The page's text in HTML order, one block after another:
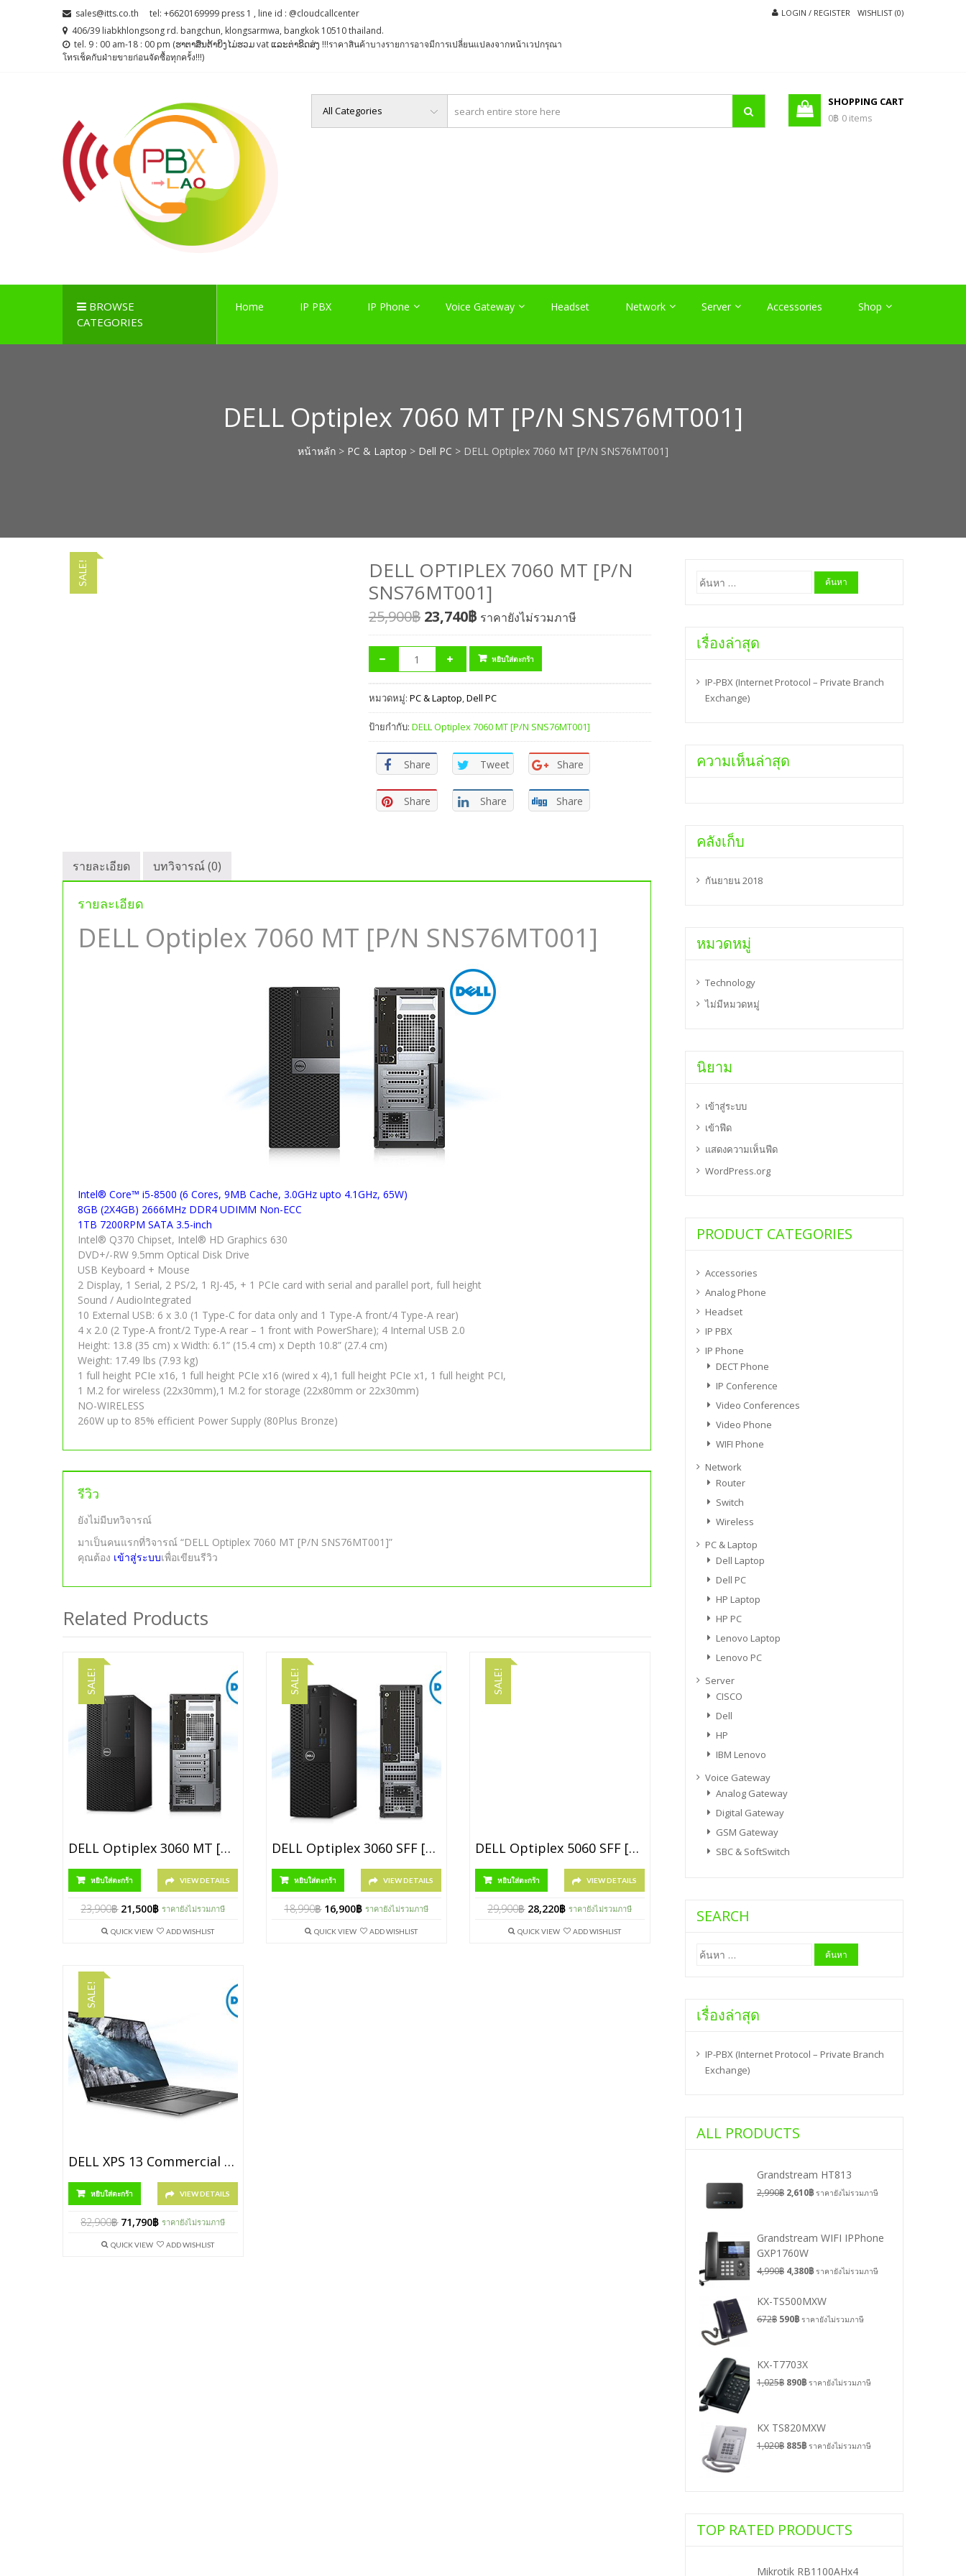
sales@itts.co.th
tel: +6620169999 press 1 , line id : @cloudcallcenter
406/39 liabkhlongsong rd. bangchun, klongsarmwa, bangkok 10510 thailand.
tel. 9 : 00 am-18 : 00 pm (ຮາຕາສຶນຕ້າຍິງໄມ່ຮວມ vat ແລະຕ່າຂິດສ່ງ !!!ราคาสินค้าบางรายการอาจมีการเปลี่ยนแปลงจากหน้าเวปกรุณา
โทรเช็คกับฝ่ายขายก่อนจัดซื้อทุกครั้ง!!!)
LOGIN / REGISTER WISHLIST (0)
SHOPPING CART
0฿ 0 items
BROWSE
CATEGORIES
Home IP PBX IP Phone Voice Gateway Headset Network Server Accessories Shop
DELL Optiplex 7060 MT [P/N SNS76MT001]
หน้าหลัก > PC & Laptop > Dell PC > DELL Optiplex 7060 MT [P/N SNS76MT001]
SALE!
DELL OPTIPLEX 7060 MT [P/N
SNS76MT001]
25,900฿ 23,740฿ ราคายังไม่รวมภาษี
หยิบใส่ตะกร้า
หมวดหมู่: PC & Laptop,Dell PC
ป้ายกำกับ: DELL Optiplex 7060 MT [P/N SNS76MT001]
Share Tweet Share
Share Share Share
รายละเอียด บทวิจารณ์ (0)
รายละเอียด
DELL Optiplex 7060 MT [P/N SNS76MT001]
Intel® Core™ i5-8500 (6 Cores, 9MB Cache, 3.0GHz upto 4.1GHz, 65W)
8GB (2X4GB) 2666MHz DDR4 UDIMM Non-ECC
1TB 7200RPM SATA 3.5-inch
Intel® Q370 Chipset, Intel® HD Graphics 630
DVD+/-RW 9.5mm Optical Disk Drive
USB Keyboard + Mouse
2 Display, 1 Serial, 2 PS/2, 1 RJ-45, + 1 PCIe card with serial and parallel port, full height
Sound / AudioIntegrated
10 External USB: 6 x 3.0 (1 Type-C for data only and 1 Type-A front/4 Type-A rear)
4 x 2.0 (2 Type-A front/2 Type-A rear – 1 front with PowerShare); 4 Internal USB 2.0
Height: 13.8 (35 cm) x Width: 6.1” (15.4 cm) x Depth 10.8” (27.4 cm)
Weight: 17.49 lbs (7.93 kg)
1 full height PCIe x16, 1 full height PCIe x16 (wired x 4),1 full height PCIe x1, 1 full height PCI,
1 M.2 for wireless (22x30mm),1 M.2 for storage (22x80mm or 22x30mm)
NO-WIRELESS
260W up to 85% efficient Power Supply (80Plus Bronze)
รีวิว
ยังไม่มีบทวิจารณ์
มาเป็นคนแรกที่วิจารณ์ “DELL Optiplex 7060 MT [P/N SNS76MT001]”
คุณต้อง เข้าสู่ระบบเพื่อเขียนรีวิว
Related Products
SALE!
DELL Optiplex 3060 MT [P/N SNS36MT005]
หยิบใส่ตะกร้า VIEW DETAILS
23,900฿ 21,500฿ ราคายังไม่รวมภาษี
QUICK VIEW ADD WISHLIST
SALE!
DELL Optiplex 3060 SFF [P/N SNS36SF003]
หยิบใส่ตะกร้า VIEW DETAILS
18,990฿ 16,900฿ ราคายังไม่รวมภาษี
QUICK VIEW ADD WISHLIST
SALE!
DELL Optiplex 5060 SFF [P/N SNS56SF004]
หยิบใส่ตะกร้า VIEW DETAILS
29,900฿ 28,220฿ ราคายังไม่รวมภาษี
QUICK VIEW ADD WISHLIST
SALE!
DELL XPS 13 Commercial Edition [P/N SNS9370004]
หยิบใส่ตะกร้า VIEW DETAILS
82,900฿ 71,790฿ ราคายังไม่รวมภาษี
QUICK VIEW ADD WISHLIST
ค้นหา
สำหรับ:
เรื่องล่าสุด
IP-PBX (Internet Protocol – Private Branch
Exchange)
ความเห็นล่าสุด
คลังเก็บ
กันยายน 2018
หมวดหมู่
Technology
ไม่มีหมวดหมู่
นิยาม
เข้าสู่ระบบ
เข้าฟีด
แสดงความเห็นฟีด
WordPress.org
PRODUCT CATEGORIES
Accessories
Analog Phone
Headset
IP PBX
IP Phone
DECT Phone
IP Conference
Video Conferences
Video Phone
WIFI Phone
Network
Router
Switch
Wireless
PC & Laptop
Dell Laptop
Dell PC
HP Laptop
HP PC
Lenovo Laptop
Lenovo PC
Server
CISCO
Dell
HP
IBM Lenovo
Voice Gateway
Analog Gateway
Digital Gateway
GSM Gateway
SBC & SoftSwitch
SEARCH
ค้นหา
สำหรับ:
เรื่องล่าสุด
IP-PBX (Internet Protocol – Private Branch
Exchange)
ALL PRODUCTS
Grandstream HT813
2,990฿ 2,610฿ ราคายังไม่รวมภาษี
Grandstream WIFI IPPhone
GXP1760W
4,990฿ 4,380฿ ราคายังไม่รวมภาษี
KX-TS500MXW
672฿ 590฿ ราคายังไม่รวมภาษี
KX-T7703X
1,025฿ 890฿ ราคายังไม่รวมภาษี
KX TS820MXW
1,020฿ 885฿ ราคายังไม่รวมภาษี
TOP RATED PRODUCTS
Mikrotik RB1100AHx4